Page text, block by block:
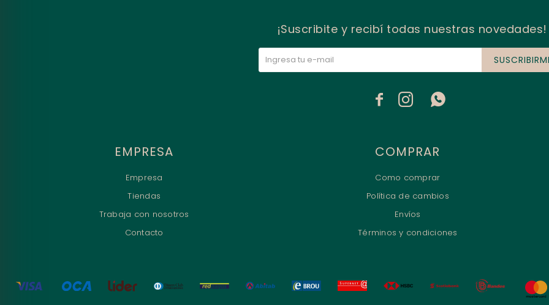
EMPRESA
Empresa
Tiendas
Trabaja con nosotros
Contacto
COMPRAR
Como comprar
Política de cambios
Envíos
Términos y condiciones
¡Suscribite y recibí todas nuestras novedades!
  